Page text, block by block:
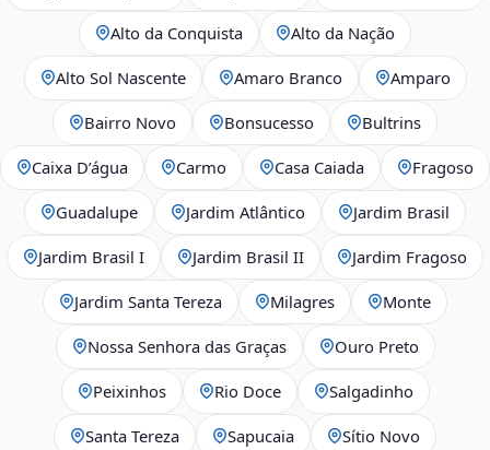
Alto da Conquista Alto da Nação
Alto Sol Nascente Amaro Branco Amparo
Bairro Novo Bonsucesso Bultrins
Caixa D’água Carmo Casa Caiada Fragoso
Guadalupe Jardim Atlântico Jardim Brasil
Jardim Brasil I Jardim Brasil II Jardim Fragoso
Jardim Santa Tereza Milagres Monte
Nossa Senhora das Graças Ouro Preto
Peixinhos Rio Doce Salgadinho
Santa Tereza Sapucaia Sítio Novo